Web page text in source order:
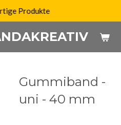
Produkte
Gummiband -
uni - 40 mm